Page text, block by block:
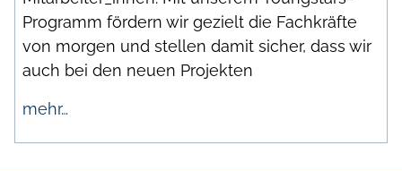
Programm fördern wir gezielt die Fachkräfte
von morgen und stellen damit sicher, dass wir
auch bei den neuen Projekten
mehr…